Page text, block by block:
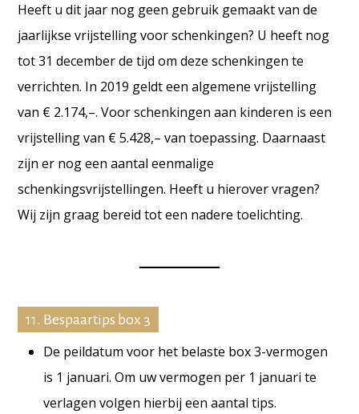
Heeft u dit jaar nog geen gebruik gemaakt van de
jaarlijkse vrijstelling voor schenkingen? U heeft nog
tot 31 december de tijd om deze schenkingen te
verrichten. In 2019 geldt een algemene vrijstelling
van € 2.174,–. Voor schenkingen aan kinderen is een
vrijstelling van € 5.428,– van toepassing. Daarnaast
zijn er nog een aantal eenmalige
schenkingsvrijstellingen. Heeft u hierover vragen?
Wij zijn graag bereid tot een nadere toelichting.
11. Bespaartips box 3
De peildatum voor het belaste box 3-vermogen
is 1 januari. Om uw vermogen per 1 januari te
verlagen volgen hierbij een aantal tips.